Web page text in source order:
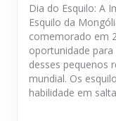
Dia do Esquilo: A
Esquilo da
comemorado em
oportunidade
desses pequenos
mundial. Os
habilidade em